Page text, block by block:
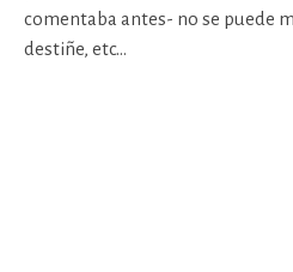
comentaba antes- no se puede
destiñe, etc…